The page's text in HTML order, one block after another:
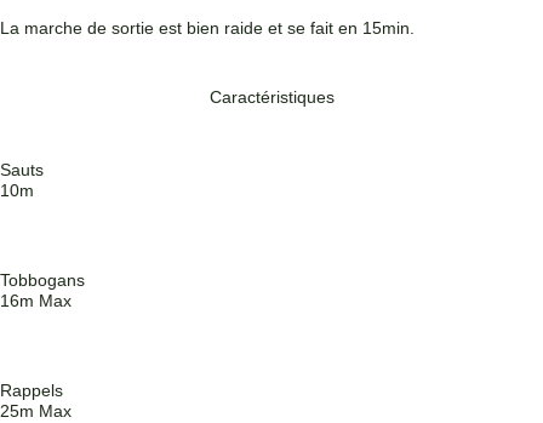
La marche de sortie est bien raide et se fait en 15min.
Caractéristiques
Sauts
10m
Tobbogans
16m Max
Rappels
25m Max